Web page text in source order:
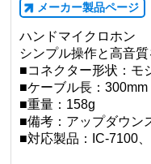
メーカー製品ページ
ハンドマイクロホン
シンプル操作と高音質
■コネクター形状：モ
■ケーブル長：300mm
■重量：158g
■備考：アップダウン
■対応製品：IC-7100